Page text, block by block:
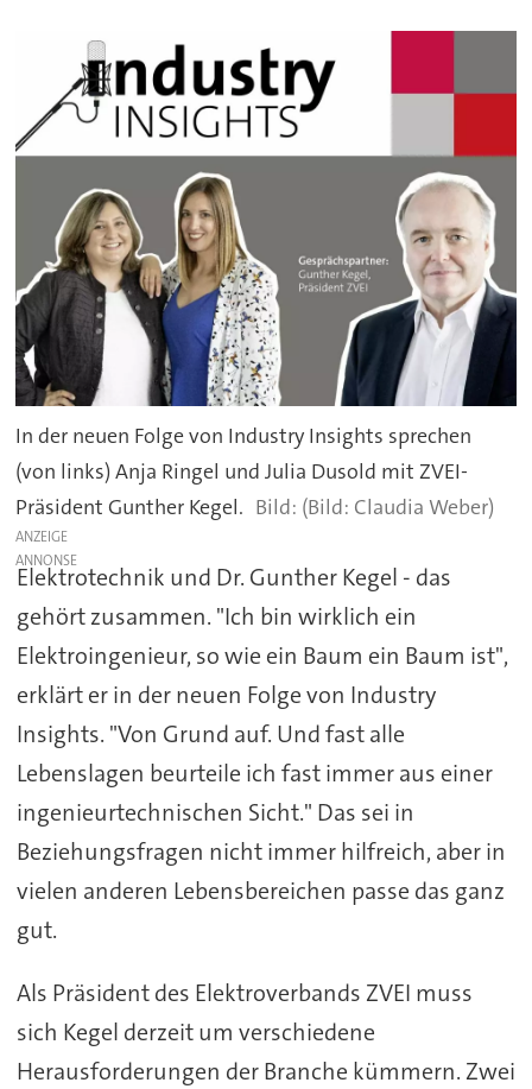
In der neuen Folge von Industry Insights sprechen
(von links) Anja Ringel und Julia Dusold mit ZVEI-
Präsident Gunther Kegel.
(Bild: Claudia Weber)
ANZEIGE
Elektrotechnik und Dr. Gunther Kegel - das
gehört zusammen. "Ich bin wirklich ein
Elektroingenieur, so wie ein Baum ein Baum ist",
erklärt er in der neuen Folge von Industry
Insights. "Von Grund auf. Und fast alle
Lebenslagen beurteile ich fast immer aus einer
ingenieurtechnischen Sicht." Das sei in
Beziehungsfragen nicht immer hilfreich, aber in
vielen anderen Lebensbereichen passe das ganz
gut.
Als Präsident des Elektroverbands ZVEI muss
sich Kegel derzeit um verschiedene
Herausforderungen der Branche kümmern. Zwei